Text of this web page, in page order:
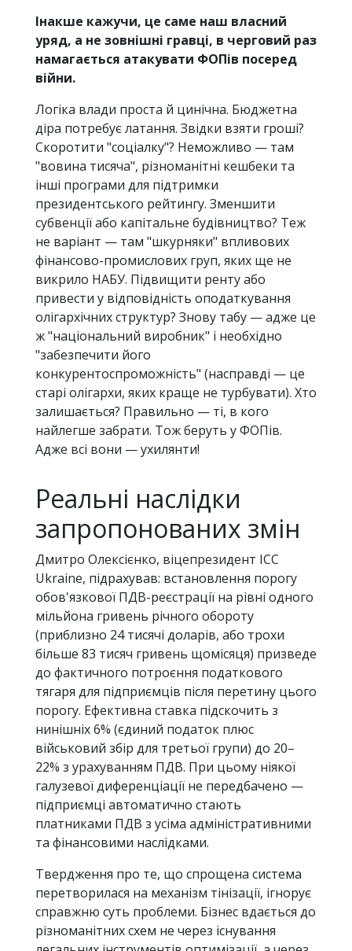
Інакше кажучи, це саме наш власний
уряд, а не зовнішні гравці, в черговий раз
намагається атакувати ФОПів посеред
війни.
Логіка влади проста й цинічна. Бюджетна
діра потребує латання. Звідки взяти гроші?
Скоротити "соціалку"? Неможливо — там
"вовина тисяча", різноманітні кешбеки та
інші програми для підтримки
президентського рейтингу. Зменшити
субвенції або капітальне будівництво? Теж
не варіант — там "шкурняки" впливових
фінансово-промислових груп, яких ще не
викрило НАБУ. Підвищити ренту або
привести у відповідність оподаткування
олігархічних структур? Знову табу — адже це
ж "національний виробник" і необхідно
"забезпечити його
конкурентоспроможність" (насправді — це
старі олігархи, яких краще не турбувати). Хто
залишається? Правильно — ті, в кого
найлегше забрати. Тож беруть у ФОПів.
Адже всі вони — ухилянти!
Реальні наслідки
запропонованих змін
Дмитро Олексієнко, віцепрезидент ICC
Ukraine, підрахував: встановлення порогу
обов'язкової ПДВ-реєстрації на рівні одного
мільйона гривень річного обороту
(приблизно 24 тисячі доларів, або трохи
більше 83 тисяч гривень щомісяця) призведе
до фактичного потроєння податкового
тягаря для підприємців після перетину цього
порогу. Ефективна ставка підскочить з
нинішніх 6% (єдиний податок плюс
військовий збір для третьої групи) до 20–
22% з урахуванням ПДВ. При цьому ніякої
галузевої диференціації не передбачено —
підприємці автоматично стають
платниками ПДВ з усіма адміністративними
та фінансовими наслідками.
Твердження про те, що спрощена система
перетворилася на механізм тінізації, ігнорує
справжню суть проблеми. Бізнес вдається до
різноманітних схем не через існування